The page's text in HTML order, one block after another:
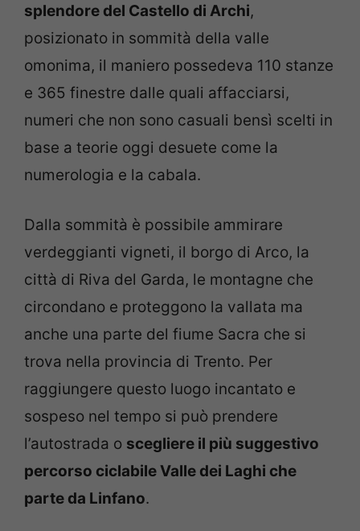
splendore del Castello di Archi,
posizionato in sommità della valle
omonima, il maniero possedeva 110 stanze
e 365 finestre dalle quali affacciarsi,
numeri che non sono casuali bensì scelti in
base a teorie oggi desuete come la
numerologia e la cabala.
Dalla sommità è possibile ammirare
verdeggianti vigneti, il borgo di Arco, la
città di Riva del Garda, le montagne che
circondano e proteggono la vallata ma
anche una parte del fiume Sacra che si
trova nella provincia di Trento. Per
raggiungere questo luogo incantato e
sospeso nel tempo si può prendere
l’autostrada o scegliere il più suggestivo
percorso ciclabile Valle dei Laghi che
parte da Linfano.